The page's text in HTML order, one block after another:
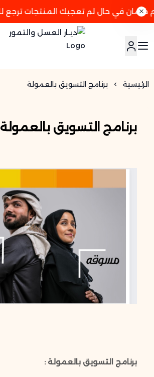
ديـار العسل والتمور
الرئيسية برنامج التسويق بالعمولة
برنامج التسويق بالعمولة
برنامج التسويق بالعمولة :